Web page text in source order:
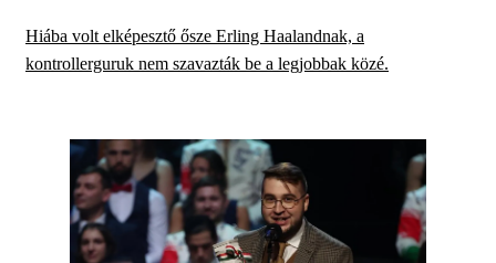
Hiába volt elképesztő ősze Erling Haalandnak, a
kontrollerguruk nem szavazták be a legjobbak közé.